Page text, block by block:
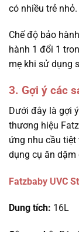
có nhiều trẻ nhỏ.
Chế độ bảo
hành 1 đổi 1
mẹ khi sử dụng
3. Gợi ý các
Dưới đây là gợi
thương hiệu
ứng nhu cầu tiệt
dụng cụ ăn dặm
Fatzbaby UVC
Dung tích: 16L